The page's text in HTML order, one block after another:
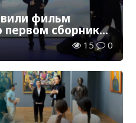
фильм
первом сборнике
15 0